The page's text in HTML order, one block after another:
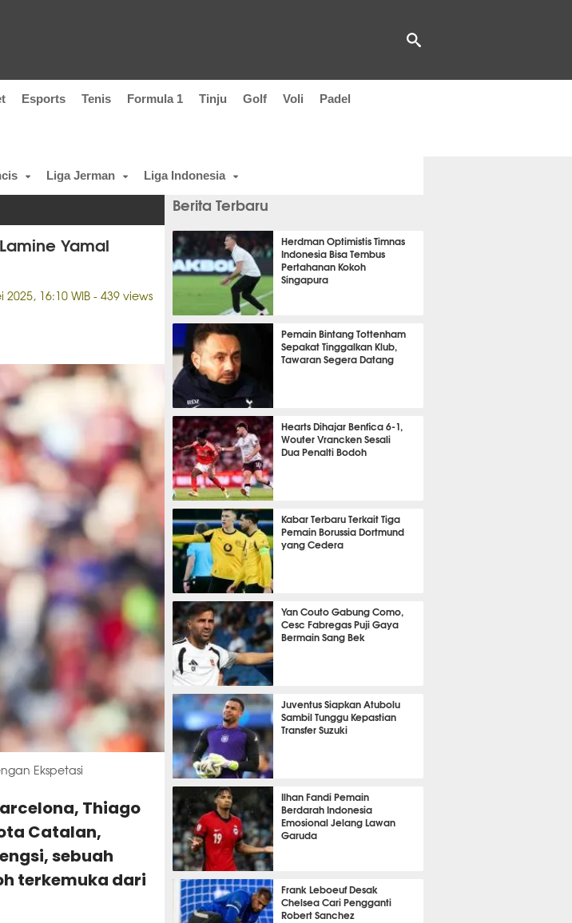
Esports Tenis Formula 1 Tinju Golf Voli Padel
Liga Jerman Liga Indonesia
Yamal
2025, 16:10 WIB- 439 views
Ekspetasi
Thiago
Catalan,
sebuah
terkemuka dari
Berita Terbaru
Herdman Optimistis Timnas
Indonesia Bisa Tembus
Pertahanan Kokoh
Singapura
5 menit 48 detik lalu
Pemain Bintang Tottenham
Sepakat Tinggalkan Klub,
Tawaran Segera Datang
10 menit 41 detik lalu
Hearts Dihajar Benfica 6-1,
Wouter Vrancken Sesali
Dua Penalti Bodoh
19 menit 25 detik lalu
Kabar Terbaru Terkait Tiga
Pemain Borussia Dortmund
yang Cedera
25 menit 15 detik lalu
Yan Couto Gabung Como,
Cesc Fabregas Puji Gaya
Bermain Sang Bek
29 menit 9 detik lalu
Juventus Siapkan Atubolu
Sambil Tunggu Kepastian
Transfer Suzuki
40 menit 46 detik lalu
Ilhan Fandi Pemain
Berdarah Indonesia
Emosional Jelang Lawan
Garuda
45 menit 8 detik lalu
Frank Leboeuf Desak
Chelsea Cari Pengganti
Robert Sanchez